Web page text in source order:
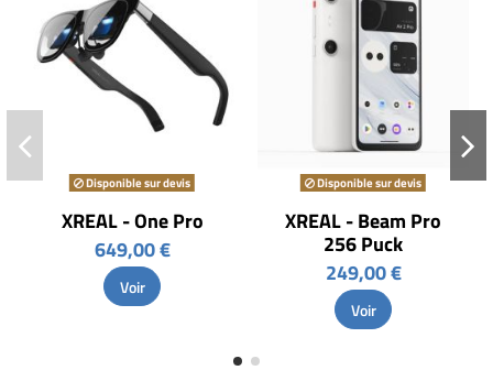
Disponible sur devis
XREAL - One Pro
649,00 €
Voir
Disponible sur devis
XREAL - Beam Pro
256 Puck
249,00 €
Voir